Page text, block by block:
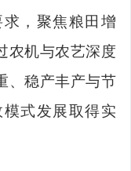
，聚焦粮田增
农机与农艺深度
、稳产丰产与节
式发展取得实